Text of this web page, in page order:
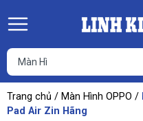
Trang chủ / Màn Hình OPPO /
Pad Air Zin Hãng